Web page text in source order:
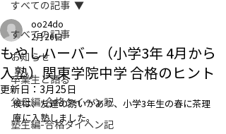
すべての記事
お知らせ
卒業生と語る
父母編-合格タイヘン記
塾生編-合格タイヘン記
すべての記事
もやしハーバー（小学3年 4月から
入塾）関東学院中学 合格のヒント
oo24do
2月26日
更新日： 3月25日
僕は、友達の誘いがあり、小学3年生の春に茶理
庵に入塾しました。